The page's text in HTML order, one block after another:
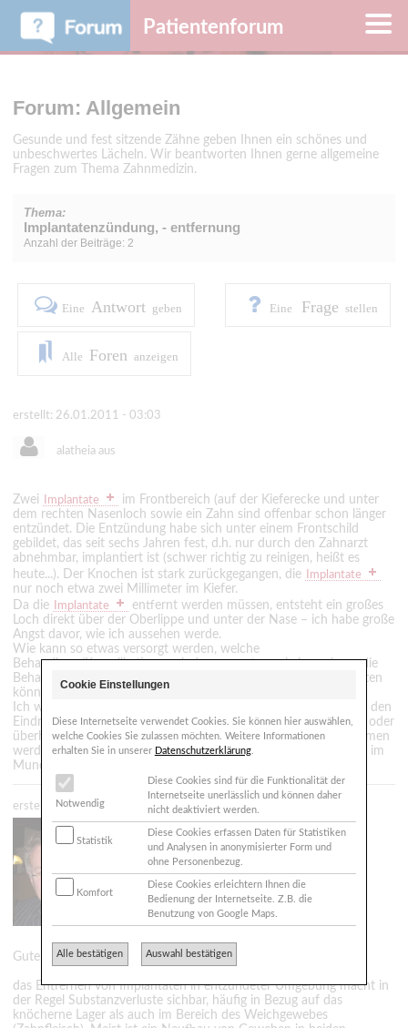
Patientenforum
Forum: Allgemein
Gesunde und fest sitzende Zähne geben Ihnen ein schönes und
unbeschwertes Lächeln. Wir beantworten Ihnen gerne allgemeine
Fragen zum Thema Zahnmedizin.
Thema:
Implantatenzündung, - entfernung
Anzahl der Beiträge: 2
Eine Antwort geben Eine Frage stellen
Alle Foren anzeigen
erstellt: 26.01.2011 - 03:03
alatheia aus
Zwei Implantate
im Frontbereich (auf der Kieferecke und unter
dem rechten Nasenloch sowie ein Zahn sind offenbar schon länger
entzündet. Die Entzündung habe sich unter einem Frontschild
gebildet, das seit sechs Jahren fest, d.h. nur durch den Zahnarzt
abnehmbar, implantiert ist (schwer richtig zu reinigen, heißt es
heute...). Der Knochen ist stark zurückgegangen, die
Implantate
nur noch etwa zwei Millimeter im Kiefer.
Da die
Implantate
entfernt werden müssen, entsteht ein großes
Loch direkt über der Oberlippe und unter der Nase – ich habe große
Angst davor, wie ich aussehen werde.
Wie kann so etwas versorgt werden, welche
Behandlung/Komplikationen sind zu erwarten, wie lange kann die
Behandlung dauern? Worauf muss ich achten, welche Spezialisten
können helfen?
Ich warte auf einen Termin in der universitären Zahnklinik, habe den
Eindruck, die Entzündung breitet sich durch das häufige spülen oder
überhaupt aus - Soll ich Druck machen, dass ich vorher genommen
werde. Mein aktueller Zahnarzt sagt, ich hätte eine "Zeitbombe" im
Mund.
erstellt: 30.01.2011 - 09:49
Zahnarzt
Dr. Stein M.Sc.
65185 Wiesbaden
AndreasStein@dr-a-stein.de
http://www.dr-a-stein.de
Guten Morgen,
das Entfernen von Implantaten in entzündeter Umgebung macht in
der Regel Substanzverluste sichbar, häufig in Bezug auf das
knöcherne Lager als auch im Bereich des Weichgewebes
Cookie Einstellungen
Diese Internetseite verwendet Cookies. Sie können hier auswählen,
welche Cookies Sie zulassen möchten. Weitere Informationen
erhalten Sie in unserer Datenschutzerklärung.
Notwendig
Diese Cookies sind für die Funktionalität der
Internetseite unerlässlich und können daher
nicht deaktiviert werden.
Statistik
Diese Cookies erfassen Daten für Statistiken
und Analysen in anonymisierter Form und
ohne Personenbezug.
Komfort
Diese Cookies erleichtern Ihnen die
Bedienung der Internetseite. Z.B. die
Benutzung von Google Maps.
Alle bestätigen Auswahl bestätigen